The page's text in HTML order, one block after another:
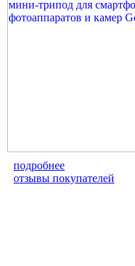
подробнее
отзывы покупателей